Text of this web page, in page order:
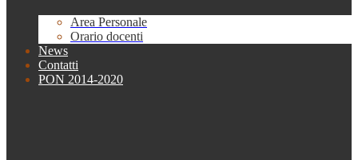
Area Personale
Orario docenti
News
Contatti
PON 2014-2020